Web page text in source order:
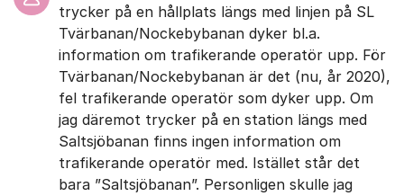
trycker på en hållplats längs med linjen på SL
Tvärbanan/Nockebybanan dyker bl.a.
information om trafikerande operatör upp. För
Tvärbanan/Nockebybanan är det (nu, år 2020),
fel trafikerande operatör som dyker upp. Om
jag däremot trycker på en station längs med
Saltsjöbanan finns ingen information om
trafikerande operatör med. Istället står det
bara ”Saltsjöbanan”. Personligen skulle jag